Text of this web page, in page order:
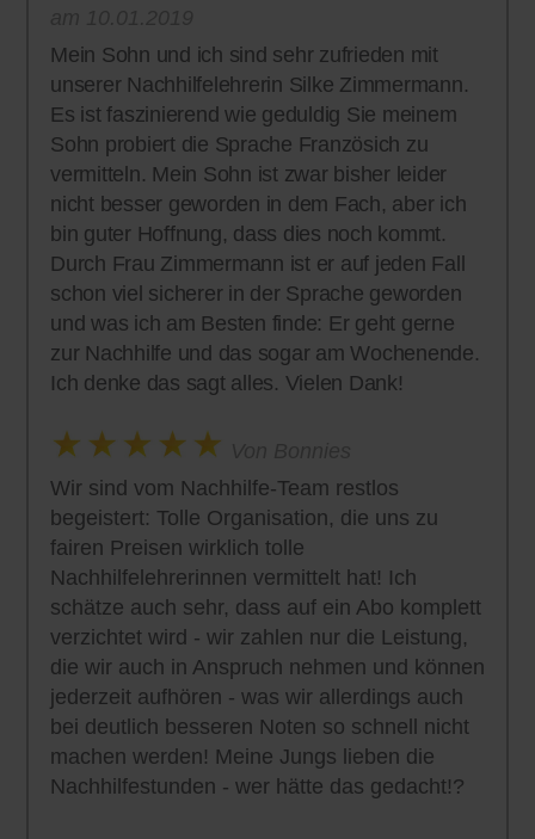
Mein Sohn und ich sind sehr zufrieden mit
unserer Nachhilfelehrerin Silke Zimmermann.
Es ist faszinierend wie geduldig Sie meinem
Sohn probiert die Sprache Französich zu
vermitteln. Mein Sohn ist zwar bisher leider
nicht besser geworden in dem Fach, aber ich
bin guter Hoffnung, dass dies noch kommt.
Durch Frau Zimmermann ist er auf jeden Fall
schon viel sicherer in der Sprache geworden
und was ich am Besten finde: Er geht gerne
zur Nachhilfe und das sogar am Wochenende.
Ich denke das sagt alles. Vielen Dank!
Wir sind vom Nachhilfe-Team restlos
begeistert: Tolle Organisation, die uns zu
fairen Preisen wirklich tolle
Nachhilfelehrerinnen vermittelt hat! Ich
schätze auch sehr, dass auf ein Abo komplett
verzichtet wird - wir zahlen nur die Leistung,
die wir auch in Anspruch nehmen und können
jederzeit aufhören - was wir allerdings auch
bei deutlich besseren Noten so schnell nicht
machen werden! Meine Jungs lieben die
Nachhilfestunden - wer hätte das gedacht!?